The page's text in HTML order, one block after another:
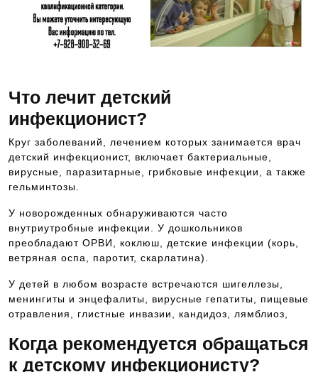
Что лечит детский
инфекционист?
Круг заболеваний, лечением которых занимается врач
детский инфекционист, включает бактериальные,
вирусные, паразитарные, грибковые инфекции, а также
гельминтозы.
У новорожденных обнаруживаются часто
внутриутробные инфекции. У дошкольников
преобладают ОРВИ, коклюш, детские инфекции (корь,
ветряная оспа, паротит, скарлатина).
У детей в любом возрасте встречаются шигеллезы,
менингиты и энцефалиты, вирусные гепатиты, пищевые
отравления, глистные инвазии, кандидоз, лямблиоз,
Когда рекомендуется обращаться
к детскому инфекционисту?